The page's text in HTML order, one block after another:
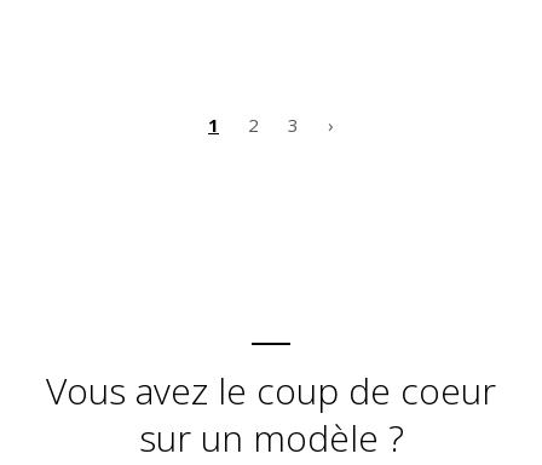
1 2 3 ›
Vous avez le coup de coeur
sur un modèle ?